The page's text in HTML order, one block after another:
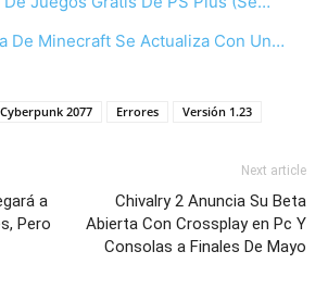
De Minecraft Se Actualiza Con Un…
Cyberpunk 2077 Errores Versión 1.23
a
Pero
Next article
Chivalry 2 Anuncia Su Beta
Abierta Con Crossplay en Pc Y
Consolas a Finales De Mayo